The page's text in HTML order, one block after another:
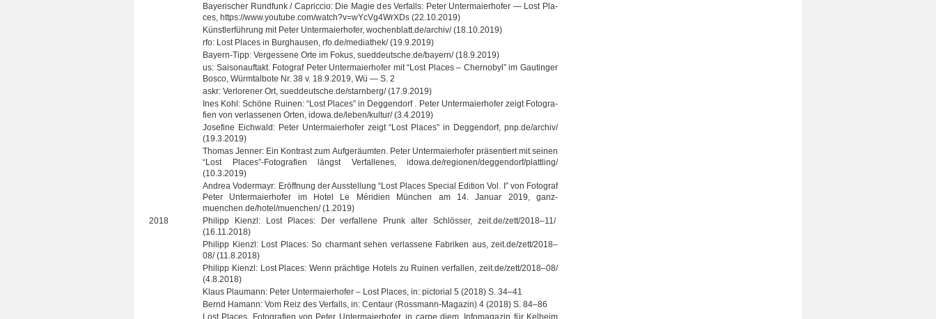
Baye­ri­scher Rund­funk / Capric­cio: Die Magie des Ver­falls: Peter Unter­mai­er­ho­fer — Lost Pla­
ces, https://www.youtube.com/watch?v=wYcVg4WrXDs (22.10.2019)
Künst­ler­füh­rung mit Peter Unter­mai­er­ho­fer, wochenblatt.de/archiv/ (18.10.2019)
rfo: Lost Pla­ces in Burg­hau­sen, rfo.de/mediathek/ (19.9.2019)
Bayern-Tipp: Ver­ges­sene Orte im Fokus, sueddeutsche.de/bayern/ (18.9.2019)
us: Sai­son­auf­takt. Foto­graf Peter Unter­mai­er­ho­fer mit “Lost Pla­ces – Cher­no­byl” im Gau­tin­ger
Bosco, Würm­tal­bote Nr. 38 v. 18.9.2019, Wü — S. 2
askr: Ver­lo­re­ner Ort, sueddeutsche.de/starnberg/ (17.9.2019)
Ines Kohl: Schöne Rui­nen: “Lost Pla­ces” in Deg­gen­dorf . Peter Unter­mai­er­ho­fer zeigt Foto­gra­
fien von ver­las­se­nen Orten, idowa.de/leben/kultur/ (3.4.2019)
Jose­fine Eich­wald: Peter Unter­mai­er­ho­fer zeigt “Lost Pla­ces” in Deg­gen­dorf, pnp.de/archiv/
(19.3.2019)
Tho­mas Jen­ner: Ein Kon­trast zum Auf­ge­räum­ten. Peter Unter­mai­er­ho­fer prä­sen­tiert mit sei­nen
“Lost Places”-Fotografien längst Ver­fal­le­nes, idowa.de/regionen/deggendorf/plattling/
(10.3.2019)
Andrea Voder­mayr: Eröff­nung der Aus­stel­lung “Lost Pla­ces Spe­cial Edi­tion Vol. I” von Foto­graf
Peter Unter­mai­er­ho­fer im Hotel Le Méri­dien Mün­chen am 14. Januar 2019, ganz-
muenchen.de/hotel/muenchen/ (1.2019)
2018
Phil­ipp Kienzl: Lost Pla­ces: Der ver­fal­lene Prunk alter Schlös­ser, zeit.de/zett/2018–11/
(16.11.2018)
Phil­ipp Kienzl: Lost Pla­ces: So char­mant sehen ver­las­sene Fabri­ken aus, zeit.de/zett/2018–
08/ (11.8.2018)
Phil­ipp Kienzl: Lost Pla­ces: Wenn präch­tige Hotels zu Rui­nen ver­fal­len, zeit.de/zett/2018–08/
(4.8.2018)
Klaus Plau­mann: Peter Unter­mai­er­ho­fer – Lost Pla­ces, in: pic­to­rial 5 (2018) S. 34–41
Bernd Hamann: Vom Reiz des Ver­falls, in: Cen­taur (Rossmann-Magazin) 4 (2018) S. 84–86
Lost Pla­ces. Foto­gra­fien von Peter Unter­mai­er­ho­fer, in carpe diem. Info­ma­ga­zin für Kel­heim